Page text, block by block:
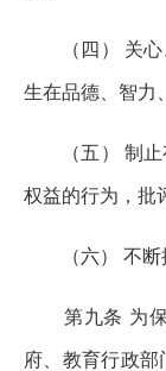
（四） 关心
生在品德、智力
（五） 制止
权益的行为，批
（六） 不断提
第九条 为保
府、教育行政